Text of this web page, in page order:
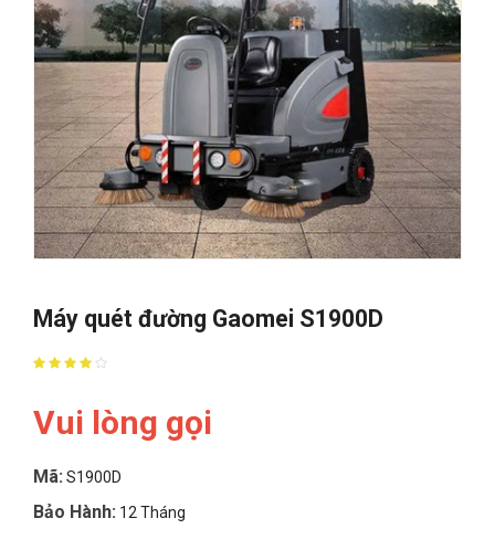
Máy quét đường Gaomei S1900D
Vui lòng gọi
Mã: S1900D
Bảo Hành: 12 Tháng